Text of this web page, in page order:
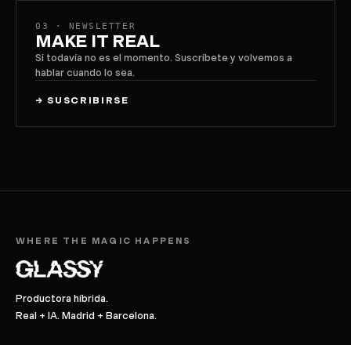
03 · NEWSLETTER
MAKE IT REAL
Si todavía no es el momento. Suscríbete y volvemos a
hablar cuando lo sea.
→ SUSCRIBIRSE
WHERE THE MAGIC HAPPENS
Productora híbrida.
Real + IA. Madrid + Barcelona.